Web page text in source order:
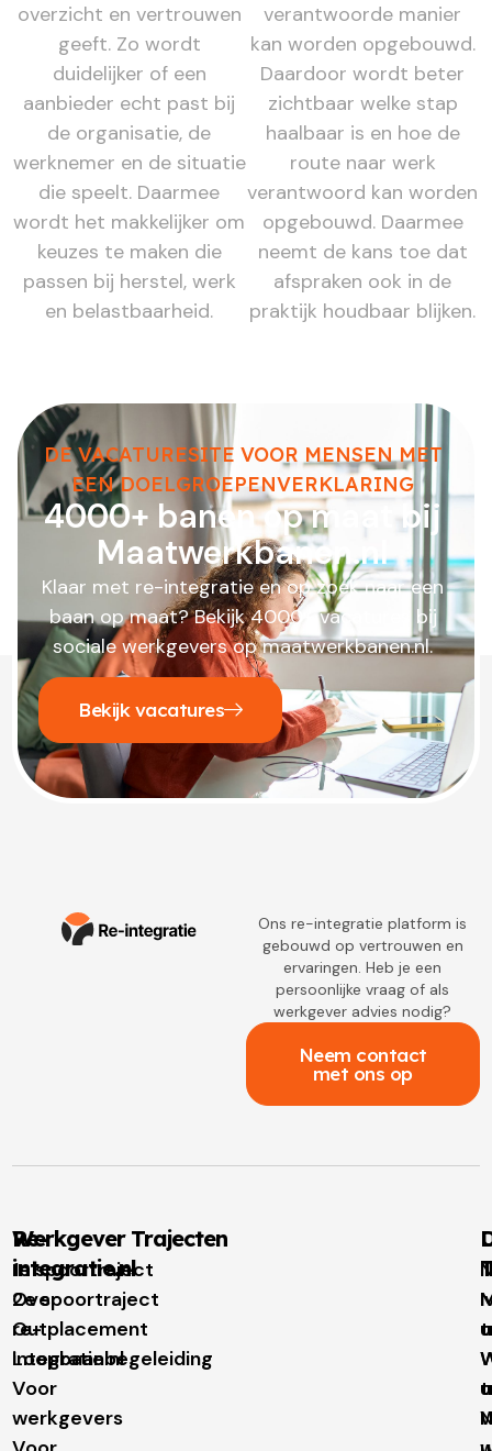
overzicht en vertrouwen
geeft. Zo wordt
duidelijker of een
aanbieder echt past bij
de organisatie, de
werknemer en de situatie
die speelt. Daarmee
wordt het makkelijker om
keuzes te maken die
passen bij herstel, werk
en belastbaarheid.
verantwoorde manier
kan worden opgebouwd.
Daardoor wordt beter
zichtbaar welke stap
haalbaar is en hoe de
route naar werk
verantwoord kan worden
opgebouwd. Daarmee
neemt de kans toe dat
afspraken ook in de
praktijk houdbaar blijken.
DE VACATURESITE VOOR MENSEN MET
EEN DOELGROEPENVERKLARING
4000+ banen op maat bij
Maatwerkbanen.nl
Klaar met re-integratie en op zoek naar een
baan op maat? Bekijk 4000+ vacatures bij
sociale werkgevers op maatwerkbanen.nl.
Bekijk vacatures
Ons re-integratie platform is
gebouwd op vertrouwen en
ervaringen. Heb je een
persoonlijke vraag of als
werkgever advies nodig?
Neem contact
met ons op
Re-
integratie.nl
Over
re-
integratie.nl
Voor
werkgevers
Werkgever Trajecten
1e spoortraject
2e spoortraject
Outplacement
Loopbaanbegeleiding